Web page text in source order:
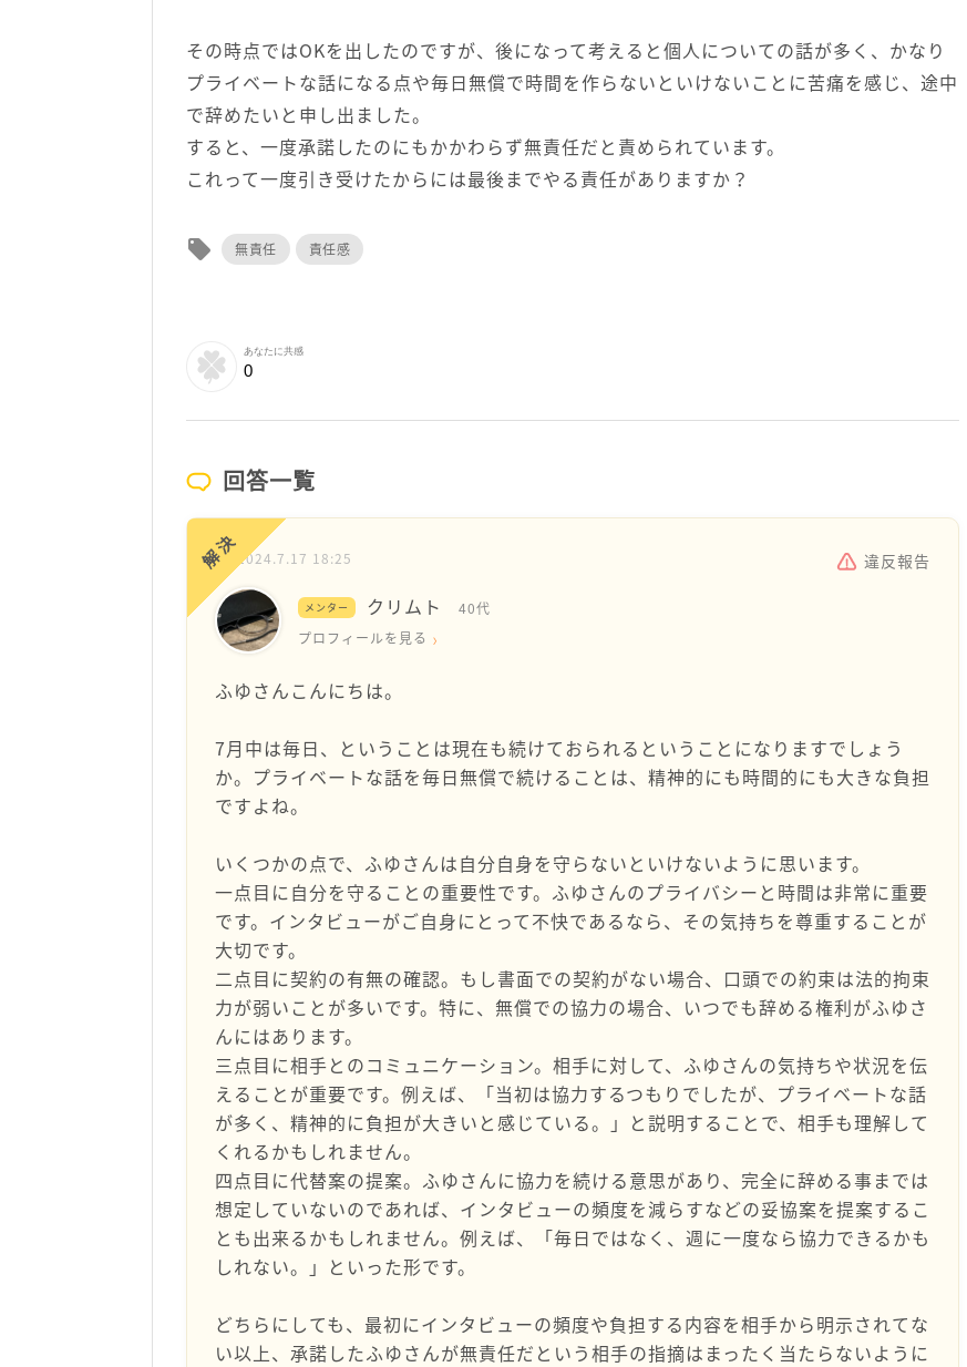
その時点ではOKを出したのですが、後になって考えると個人についての話が多く、かなり
プライベートな話になる点や毎日無償で時間を作らないといけないことに苦痛を感じ、途中
で辞めたいと申し出ました。
すると、一度承諾したのにもかかわらず無責任だと責められています。
これって一度引き受けたからには最後までやる責任がありますか？
local_offer 無責任 責任感
あなたに共感
0
回答一覧
解決2024.7.17 18:25 違反報告
メンター クリムト
40代
プロフィールを見る
ふゆさんこんにちは。
7月中は毎日、ということは現在も続けておられるということになりますでしょう
か。プライベートな話を毎日無償で続けることは、精神的にも時間的にも大きな負担
ですよね。
いくつかの点で、ふゆさんは自分自身を守らないといけないように思います。
一点目に自分を守ることの重要性です。ふゆさんのプライバシーと時間は非常に重要
です。インタビューがご自身にとって不快であるなら、その気持ちを尊重することが
大切です。
二点目に契約の有無の確認。もし書面での契約がない場合、口頭での約束は法的拘束
力が弱いことが多いです。特に、無償での協力の場合、いつでも辞める権利がふゆさ
んにはあります。
三点目に相手とのコミュニケーション。相手に対して、ふゆさんの気持ちや状況を伝
えることが重要です。例えば、「当初は協力するつもりでしたが、プライベートな話
が多く、精神的に負担が大きいと感じている。」と説明することで、相手も理解して
くれるかもしれません。
四点目に代替案の提案。ふゆさんに協力を続ける意思があり、完全に辞める事までは
想定していないのであれば、インタビューの頻度を減らすなどの妥協案を提案するこ
とも出来るかもしれません。例えば、「毎日ではなく、週に一度なら協力できるかも
しれない。」といった形です。
どちらにしても、最初にインタビューの頻度や負担する内容を相手から明示されてな
い以上、承諾したふゆさんが無責任だという相手の指摘はまったく当たらないように